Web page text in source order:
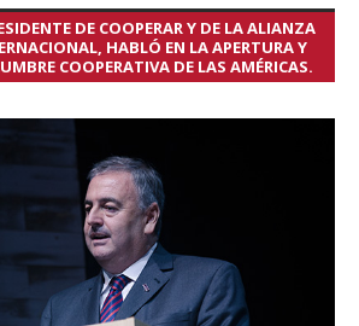
DE COOPERAR Y DE LA ALIANZA
HABLÓ EN LA APERTURA Y
COOPERATIVA DE LAS AMÉRICAS.